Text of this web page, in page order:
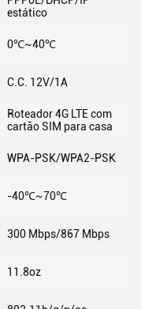
estático
0℃~40℃
C.C. 12V/1A
Roteador 4G LTE com
cartão SIM para casa
WPA-PSK/WPA2-PSK
-40℃~70℃
300 Mbps/867 Mbps
11.8oz